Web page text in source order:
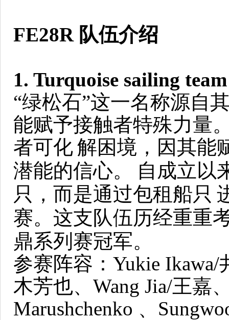
FE28R 队伍介绍
1. Turquoise sailing team
“绿松石”这一名称源自
能赋予接触者特殊力量
者可化解困境，因其能
潜能的信心。
自成立以
只，而是通过包租船只
赛。这支队伍历经重重
鼎系列赛冠军。
参赛阵容：Yukie Ikawa/
木芳也、Wang Jia/王嘉
Marushchenko 、